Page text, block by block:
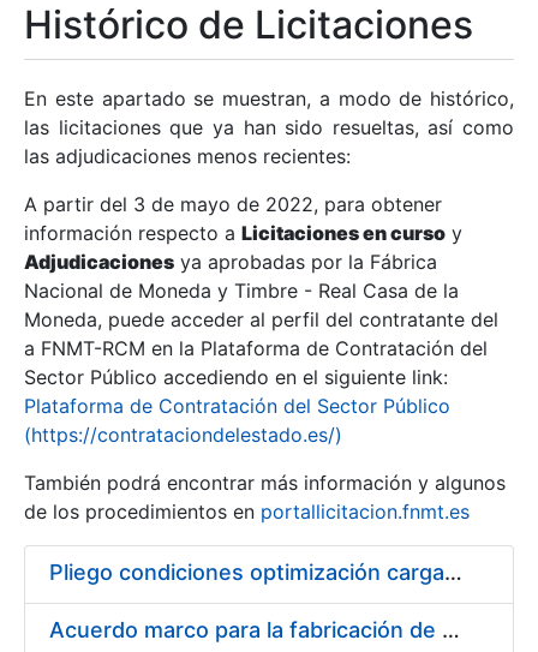
Mostrar/Ocultar
Mostrar/Ocultar
Mostrar/Ocultar
Histórico de Licitaciones
En este apartado se muestran, a modo de histórico,
las licitaciones que ya han sido resueltas, así como
las adjudicaciones menos recientes:
A partir del 3 de mayo de 2022, para obtener
información respecto a Licitaciones en curso y
Adjudicaciones ya aprobadas por la Fábrica
Nacional de Moneda y Timbre - Real Casa de la
Moneda, puede acceder al perfil del contratante del
a FNMT-RCM en la Plataforma de Contratación del
Sector Público accediendo en el siguiente link:
Plataforma de Contratación del Sector Público
(https://contrataciondelestado.es/)
También podrá encontrar más información y algunos
de los procedimientos en portallicitacion.fnmt.es
Pliego condiciones optimización cargas compras firmado
Acuerdo marco para la fabricación de piezas